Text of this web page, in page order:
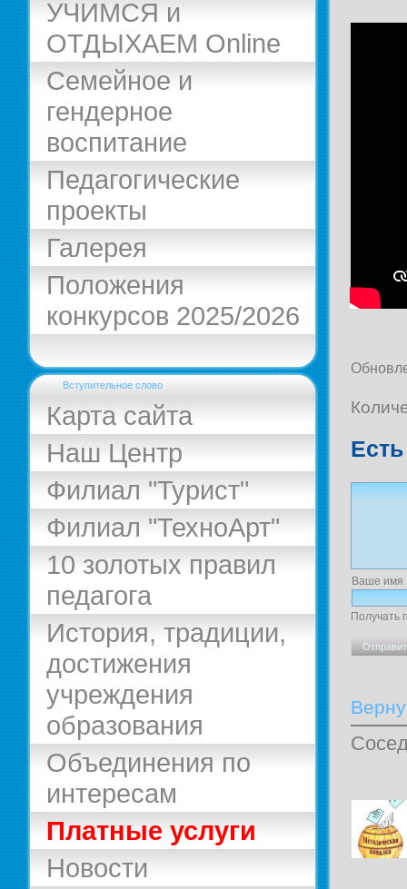
УЧИМСЯ и
ОТДЫХАЕМ Online
Семейное и
гендерное
воспитание
Педагогические
проекты
Галерея
Положения
конкурсов 2025/2026
Вступительное слово
Карта сайта
Наш Центр
Филиал "Турист"
Филиал "ТехноАрт"
10 золотых правил
педагога
История, традиции,
достижения
учреждения
образования
Объединения по
интересам
Платные услуги
Новости
Ваше имя
Получать